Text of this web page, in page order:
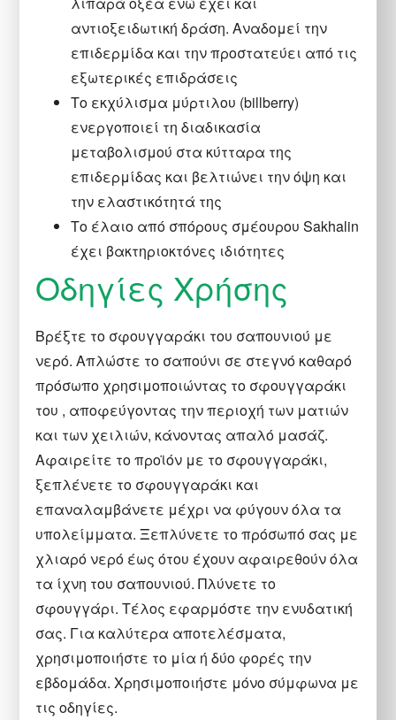
αντιοξειδωτική δράση. Αναδομεί την
επιδερμίδα και την προστατεύει από τις
εξωτερικές επιδράσεις
Το εκχύλισμα μύρτιλου (billberry)
ενεργοποιεί τη διαδικασία
μεταβολισμού στα κύτταρα της
επιδερμίδας και βελτιώνει την όψη και
την ελαστικότητά της
Το έλαιο από σπόρους σμέουρου Sakhalin
έχει βακτηριοκτόνες ιδιότητες
Οδηγίες Χρήσης
Βρέξτε το σφουγγαράκι του σαπουνιού με
νερό. Απλώστε το σαπούνι σε στεγνό καθαρό
πρόσωπο χρησιμοποιώντας το σφουγγαράκι
του , αποφεύγοντας την περιοχή των ματιών
και των χειλιών, κάνοντας απαλό μασάζ.
Αφαιρείτε το προϊόν με το σφουγγαράκι,
ξεπλένετε το σφουγγαράκι και
επαναλαμβάνετε μέχρι να φύγουν όλα τα
υπολείμματα. Ξεπλύνετε το πρόσωπό σας με
χλιαρό νερό έως ότου έχουν αφαιρεθούν όλα
τα ίχνη του σαπουνιού. Πλύνετε το
σφουγγάρι. Τέλος εφαρμόστε την ενυδατική
σας. Για καλύτερα αποτελέσματα,
χρησιμοποιήστε το μία ή δύο φορές την
εβδομάδα. Χρησιμοποιήστε μόνο σύμφωνα με
τις οδηγίες.